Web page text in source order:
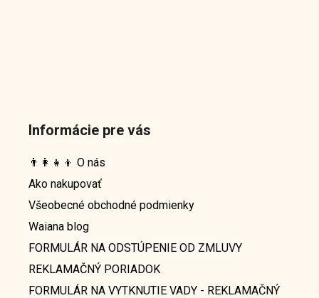
Informácie pre vás
👨‍👩‍👧‍👦 O nás
Ako nakupovať
Všeobecné obchodné podmienky
Waiana blog
FORMULÁR NA ODSTÚPENIE OD ZMLUVY
REKLAMAČNÝ PORIADOK
FORMULÁR NA VYTKNUTIE VADY - REKLAMAČNÝ